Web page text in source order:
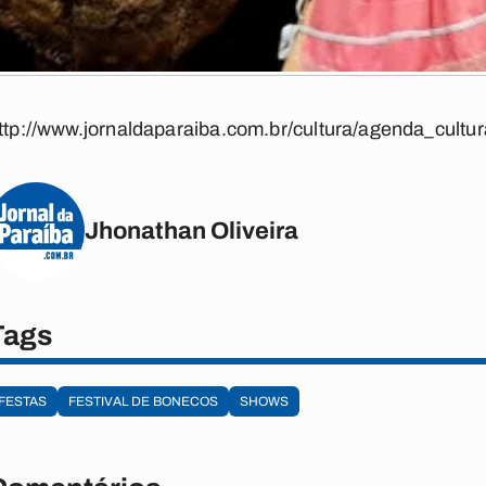
www.jornaldaparaiba.com.br/cultura/
Jhonathan Oliveira
FESTIVAL DE BONECOS SHOWS